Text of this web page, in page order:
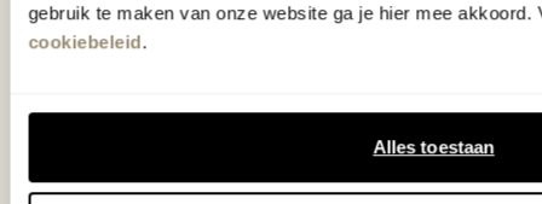
gebruik te maken van onze website ga je hier mee akkoord.
cookiebeleid.
Alles toestaan
Wie kent het programma vtwonen
hebben met liefde de mooiste woon-,
samengesteld met de mooiste